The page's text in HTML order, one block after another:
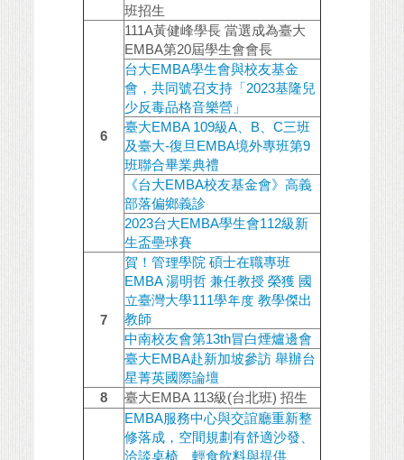
班招生
6
111A黃健峰學長 當選成為臺大
EMBA第20屆學生會會長
台大EMBA學生會與校友基金
會，共同號召支持「2023基隆兒
少反毒品格音樂營」
臺大EMBA 109級A、B、C三班
及臺大-復旦EMBA境外專班第9
班聯合畢業典禮
《台大EMBA校友基金會》高義
部落偏鄉義診
2023台大EMBA學生會112級新
生盃壘球賽
7
賀！管理學院 碩士在職專班
EMBA 湯明哲 兼任教授 榮獲 國
立臺灣大學111學年度 教學傑出
教師
中南校友會第13th冒白煙爐邊會
臺大EMBA赴新加坡參訪 舉辦台
星菁英國際論壇
8
臺大EMBA 113級(台北班) 招生
EMBA服務中心與交誼廳重新整
修落成，空間規劃有舒適沙發、
洽談桌椅、輕食飲料與提供